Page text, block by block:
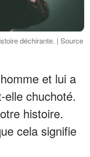
déchirante. | Source
et lui a
chuchoté.
histoire.
cela signifie